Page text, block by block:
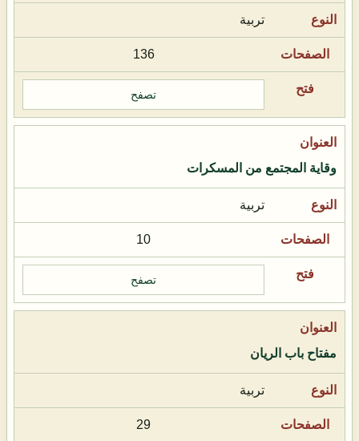
تربية
136
تصفح
وقاية المجتمع من المسكرات
تربية
10
تصفح
مفتاح باب الريان
تربية
29